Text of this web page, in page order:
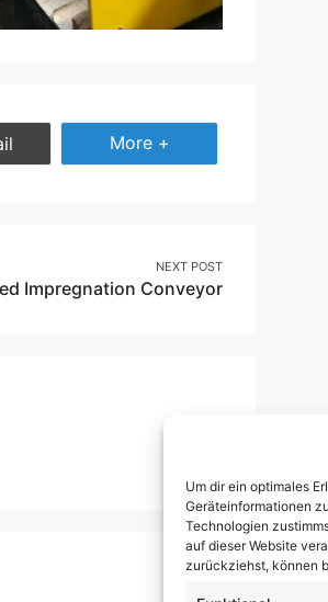
Um dir ein optimales
Geräteinformationen
Technologien
auf dieser Website
zurückziehst, können
Share More
More +
NEXT POST
Impregnation Conveyor